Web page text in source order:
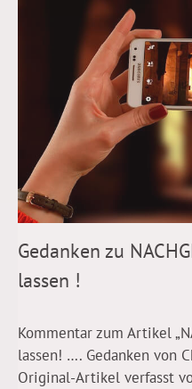
Gedanken zu
lassen !
Kommentar zum Artikel
lassen! …. Gedanken von
Original-Artikel verfasst